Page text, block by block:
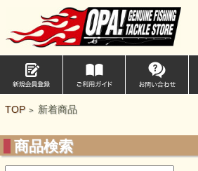
TOP > 新着商品
商品検索